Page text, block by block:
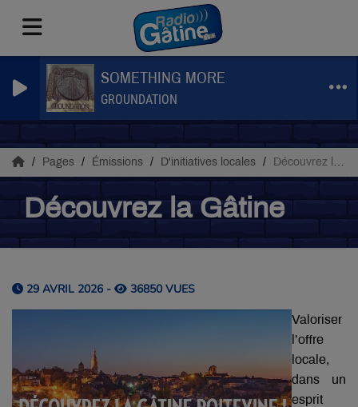
SOMETHING MORE
GROUNDATION
Pages Émissions D'initiatives locales Découvrez la Gâtine
Découvrez la Gâtine
29 AVRIL 2026 - 36850 VUES
Valoriser
l’offre
locale,
dans un
esprit